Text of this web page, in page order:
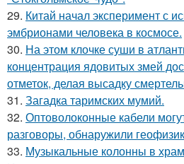
29. Китай начал эксперимент с
эмбрионами человека в космосе.
30. На этом клочке суши в
концентрация ядовитых змей
отметок, делая высадку
31. Загадка таримских мумий.
32. Оптоволоконные кабели
разговоры, обнаружили
33. Музыкальные колонны в